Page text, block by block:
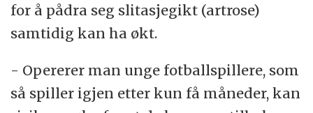
for å pådra seg slitasjegikt (artrose)
samtidig kan ha økt.
- Opererer man unge fotballspillere, som
så spiller igjen etter kun få måneder, kan